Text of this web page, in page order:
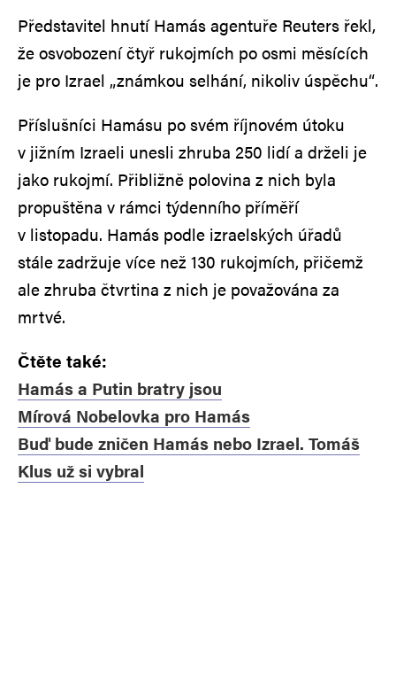
Představitel hnutí Hamás agentuře Reuters řekl,
že osvobození čtyř rukojmích po osmi měsících
je pro Izrael „známkou selhání, nikoliv úspěchu“.
Příslušníci Hamásu po svém říjnovém útoku
v jižním Izraeli unesli zhruba 250 lidí a drželi je
jako rukojmí. Přibližně polovina z nich byla
propuštěna v rámci týdenního příměří
v listopadu. Hamás podle izraelských úřadů
stále zadržuje více než 130 rukojmích, přičemž
ale zhruba čtvrtina z nich je považována za
mrtvé.
Čtěte také:
Hamás a Putin bratry jsou
Mírová Nobelovka pro Hamás
Buď bude zničen Hamás nebo Izrael. Tomáš
Klus už si vybral